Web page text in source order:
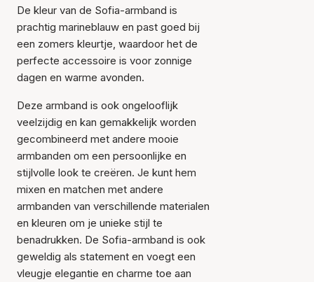
Item is toegevoegd aan
het winkelmandje
De kleur van de Sofia-armband is
prachtig marineblauw en past goed bij
een zomers kleurtje, waardoor het de
perfecte accessoire is voor zonnige
dagen en warme avonden.
Deze armband is ook ongelooflijk
veelzijdig en kan gemakkelijk worden
gecombineerd met andere mooie
armbanden om een persoonlijke en
stijlvolle look te creëren. Je kunt hem
mixen en matchen met andere
armbanden van verschillende materialen
en kleuren om je unieke stijl te
benadrukken. De Sofia-armband is ook
geweldig als statement en voegt een
vleugje elegantie en charme toe aan